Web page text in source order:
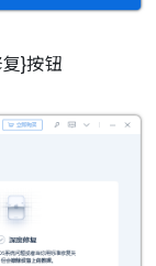
}按钮